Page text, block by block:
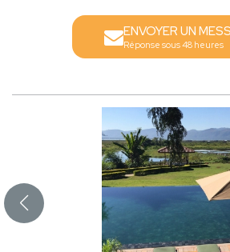
ENVOYER UN
Réponse sous 48 heures